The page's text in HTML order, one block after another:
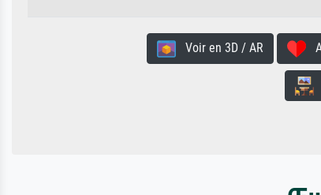
Voir en 3D / AR